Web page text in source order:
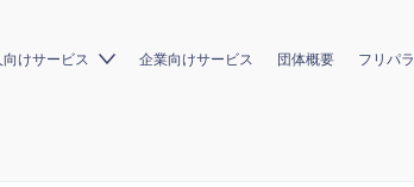
向けサービス 企業向けサービス 団体概要 フリパラ